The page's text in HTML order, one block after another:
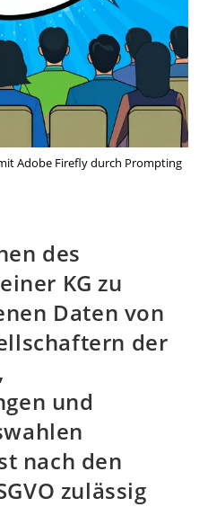
Adobe Firefly durch Prompting
des
KG zu
Daten von
der
und
nach den
zulässig